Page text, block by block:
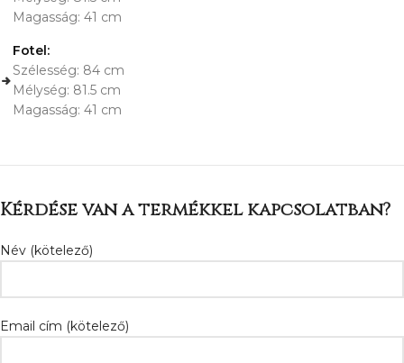
Magasság: 41 cm
Fotel:
Szélesség: 84 cm
Mélység: 81.5 cm
Magasság: 41 cm
Kérdése van a termékkel kapcsolatban?
Név (kötelező)
Email cím (kötelező)